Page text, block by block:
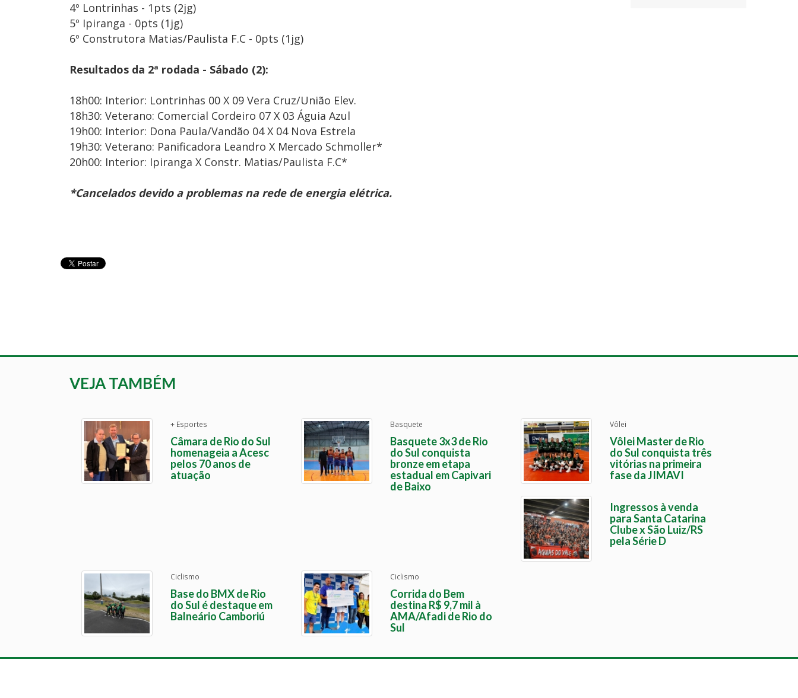
4º Lontrinhas - 1pts (2jg)
5º Ipiranga - 0pts (1jg)
6º Construtora Matias/Paulista F.C - 0pts (1jg)
Resultados da 2ª rodada - Sábado (2):
18h00: Interior: Lontrinhas 00 X 09 Vera Cruz/União Elev.
18h30: Veterano: Comercial Cordeiro 07 X 03 Águia Azul
19h00: Interior: Dona Paula/Vandão 04 X 04 Nova Estrela
19h30: Veterano: Panificadora Leandro X Mercado Schmoller*
20h00: Interior: Ipiranga X Constr. Matias/Paulista F.C*
*Cancelados devido a problemas na rede de energia elétrica.
VEJA TAMBÉM
+ Esportes
Câmara de Rio do Sul
homenageia a Acesc
pelos 70 anos de
atuação
Basquete
Basquete 3x3 de Rio
do Sul conquista
bronze em etapa
estadual em Capivari
de Baixo
Vôlei
Vôlei Master de Rio
do Sul conquista três
vitórias na primeira
fase da JIMAVI
Ingressos à venda
para Santa Catarina
Clube x São Luiz/RS
pela Série D
Ciclismo
Base do BMX de Rio
do Sul é destaque em
Balneário Camboriú
Ciclismo
Corrida do Bem
destina R$ 9,7 mil à
AMA/Afadi de Rio do
Sul